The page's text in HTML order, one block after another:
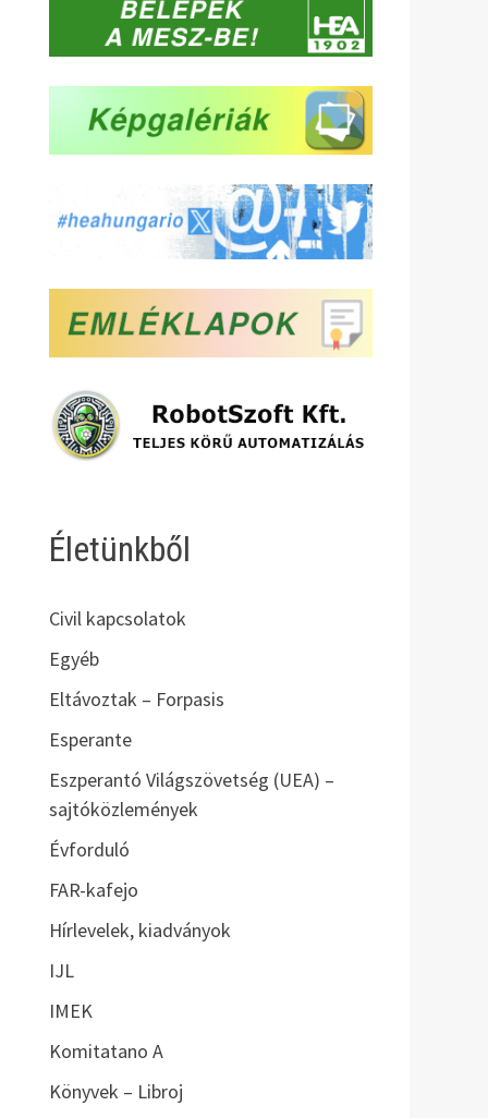
Életünkből
Civil kapcsolatok
Egyéb
Eltávoztak – Forpasis
Esperante
Eszperantó Világszövetség (UEA) –
sajtóközlemények
Évforduló
FAR-kafejo
Hírlevelek, kiadványok
IJL
IMEK
Komitatano A
Könyvek – Libroj